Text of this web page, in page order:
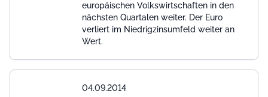
europäischen Volkswirtschaften in den
nächsten Quartalen weiter. Der Euro
verliert im Niedrigzinsumfeld weiter an
Wert.
04.09.2014